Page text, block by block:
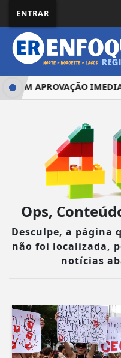
ENTRAR
APROVAÇÃO
Ops,
Desculpe, a página
não foi localizada,
notícias